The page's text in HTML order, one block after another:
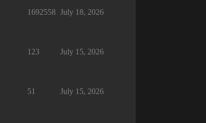
1692558 July 18, 2026
123 July 15, 2026
51 July 15, 2026